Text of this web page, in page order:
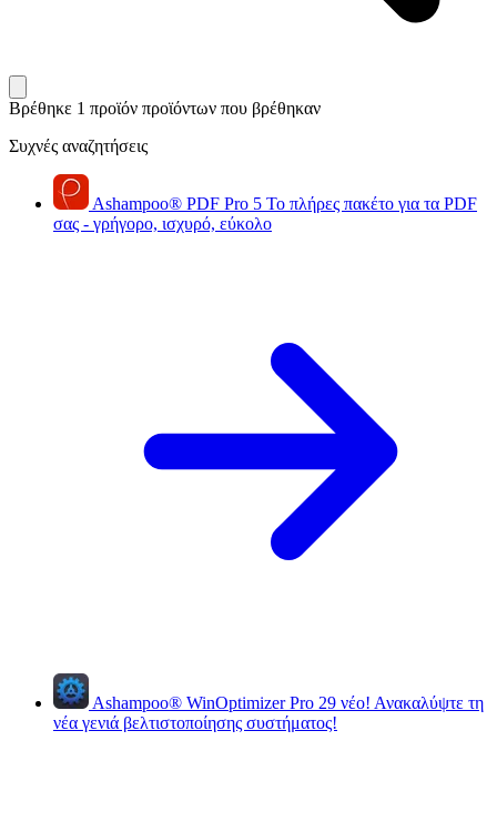
Βρέθηκε 1 προϊόν προϊόντων που βρέθηκαν
Συχνές αναζητήσεις
Ashampoo® PDF Pro 5 Το πλήρες πακέτο για τα PDF
σας - γρήγορο, ισχυρό, εύκολο
Ashampoo® WinOptimizer Pro 29 νέο! Ανακαλύψτε τη
νέα γενιά βελτιστοποίησης συστήματος!